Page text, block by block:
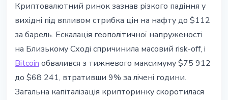
Brent злетів до $112 -
ліквідовано понад $1 млрд
кредитних позицій
23 березня 2026 р. 2 хв читання
Наталія Дорофєєва
Криптовалютний ринок зазнав різкого падіння у
вихідні під впливом стрибка цін на нафту до $112
за барель. Ескалація геополітичної напруженості
на Близькому Сході спричинила масовий risk-off, і
Bitcoinобвалився з тижневого максимуму $75 912
до $68 241, втративши 9% за лічені години.
Загальна капіталізація крипторинку скоротилася